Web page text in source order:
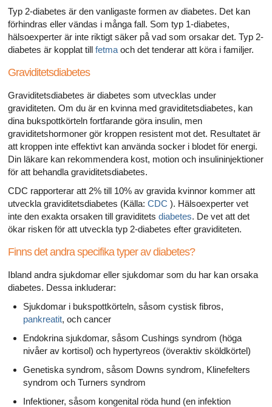
Typ 2-diabetes är den vanligaste formen av diabetes. Det kan
förhindras eller vändas i många fall. Som typ 1-diabetes,
hälsoexperter är inte riktigt säker på vad som orsakar det. Typ 2-
diabetes är kopplat till fetma och det tenderar att köra i familjer.
Graviditetsdiabetes
Graviditetsdiabetes är diabetes som utvecklas under
graviditeten. Om du är en kvinna med graviditetsdiabetes, kan
dina bukspottkörteln fortfarande göra insulin, men
graviditetshormoner gör kroppen resistent mot det. Resultatet är
att kroppen inte effektivt kan använda socker i blodet för energi.
Din läkare kan rekommendera kost, motion och insulininjektioner
för att behandla graviditetsdiabetes.
CDC rapporterar att 2% till 10% av gravida kvinnor kommer att
utveckla graviditetsdiabetes (Källa: CDC ). Hälsoexperter vet
inte den exakta orsaken till graviditets diabetes. De vet att det
ökar risken för att utveckla typ 2-diabetes efter graviditeten.
Finns det andra specifika typer av diabetes?
Ibland andra sjukdomar eller sjukdomar som du har kan orsaka
diabetes. Dessa inkluderar:
Sjukdomar i bukspottkörteln, såsom cystisk fibros,
pankreatit, och cancer
Endokrina sjukdomar, såsom Cushings syndrom (höga
nivåer av kortisol) och hypertyreos (överaktiv sköldkörtel)
Genetiska syndrom, såsom Downs syndrom, Klinefelters
syndrom och Turners syndrom
Infektioner, såsom kongenital röda hund (en infektion